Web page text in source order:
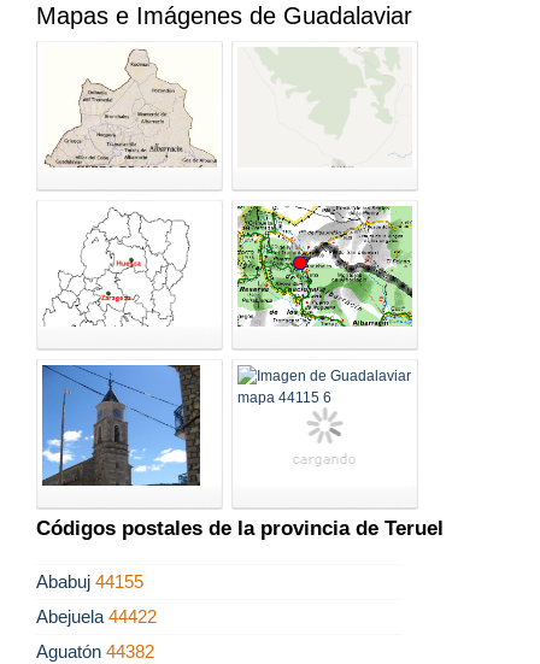
Mapas e Imágenes de Guadalaviar
Códigos postales de la provincia de Teruel
Ababuj 44155
Abejuela 44422
Aguatón 44382